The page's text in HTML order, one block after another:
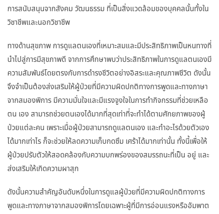
การสนับสนุนจากสังคม วัฒนธรรม ที่เป็นสิ่งแวดล้อมของบุคคลนั้นทั้งใน
วิชาชีพและนอกวิชาชีพ
ทางด้านสุขภาพ การดูแลตนเองที่เหมาะสมและมีประสิทธิภาพเป็นหนทางที่
นำไปสู่การมีสุขภาพดี จากการศึกษาพบว่าประสิทธิภาพในการดูแลตนเองมี
ความสัมพันธ์โดยตรงกับการดำรงชีวิตอย่างอิสระและคุณภาพชีวิต ดังนั้น
จึงจำเป็นต้องส่งเสริมให้ผู้ป่วยที่มีความผิดปกติทางการพูดและทางภาษา
จากสมองพิการ มีความมั่นใจและมีแรงจูงใจในการทำกิจกรรมที่ช่วยเหลือ
ตน เอง สามารถช่วยตนเองได้มากที่สุดเท่าที่จะทำได้ตามศักยภาพของผู้
ป่วยแต่ละคน เพราะเมื่อผู้ป่วยสามารถดูแลตนเอง และทำอะไรด้วยตัวเอง
ได้มากเท่าไร ก็จะช่วยให้ลดความเก็บกดซึม เศร้าได้มากเท่านั้น ทั้งนี้เพื่อให้
ผู้ป่วยปรับตัวให้สอดคล้องกับความบกพร่องของสมรรถนะที่เป็น อยู่ และ
ส่งเสริมให้เกิดความผาสุก
ดังนั้นความสำคัญอันดับหนึ่งในการดูแลผู้ป่วยที่มีความผิดปกติทางการ
พูดและทางภาษาจากสมองพิการโดยเฉพาะผู้ที่มีการอ่อนแรงหรืออัมพาต